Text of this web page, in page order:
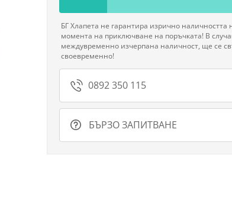
БГ Хлапета не гарантира изрично наличността
момента на приключване на поръчката! В
междувременно изчерпана наличност, ще се
своевременно!
0892 350 115
БЪРЗО ЗАПИТВАНЕ